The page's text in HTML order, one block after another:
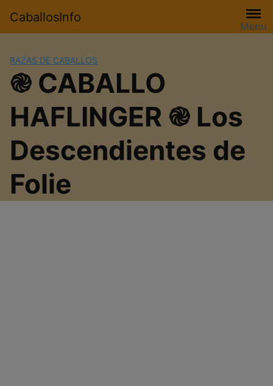
contenido
CaballosInfo
Menu
RAZAS DE CABALLOS
֎ CABALLO
HAFLINGER ֎ Los
Descendientes de
Folie